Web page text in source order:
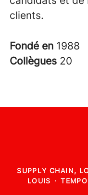
clients.
Fondé en 1988
Collègues 20
SUPPLY CHAIN,
LOUIS ·